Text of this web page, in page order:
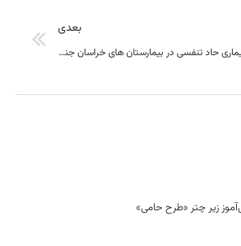
بعدی
157 بیمار با علائم بیماری حاد تنفسی در بیمارستان های خراسان جنوبی بستری هستند